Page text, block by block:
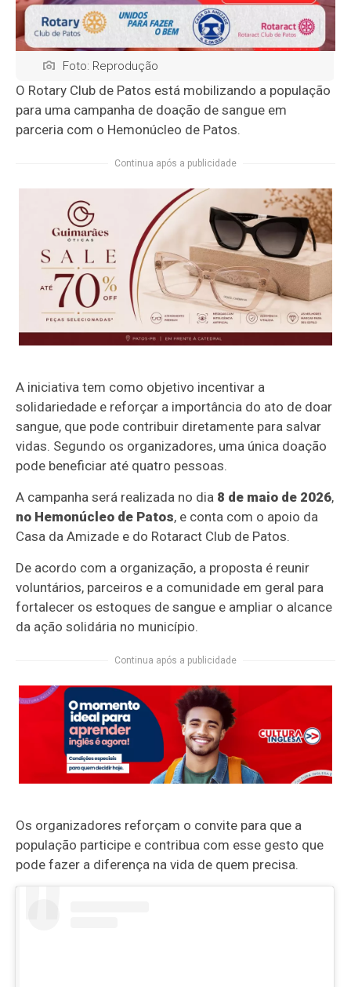
Foto: Reprodução
O Rotary Club de Patos está mobilizando a população
para uma campanha de doação de sangue em
parceria com o Hemonúcleo de Patos.
Continua após a publicidade
A iniciativa tem como objetivo incentivar a
solidariedade e reforçar a importância do ato de doar
sangue, que pode contribuir diretamente para salvar
vidas. Segundo os organizadores, uma única doação
pode beneficiar até quatro pessoas.
A campanha será realizada no dia 8 de maio de 2026,
no Hemonúcleo de Patos, e conta com o apoio da
Casa da Amizade e do Rotaract Club de Patos.
De acordo com a organização, a proposta é reunir
voluntários, parceiros e a comunidade em geral para
fortalecer os estoques de sangue e ampliar o alcance
da ação solidária no município.
Continua após a publicidade
Os organizadores reforçam o convite para que a
população participe e contribua com esse gesto que
pode fazer a diferença na vida de quem precisa.